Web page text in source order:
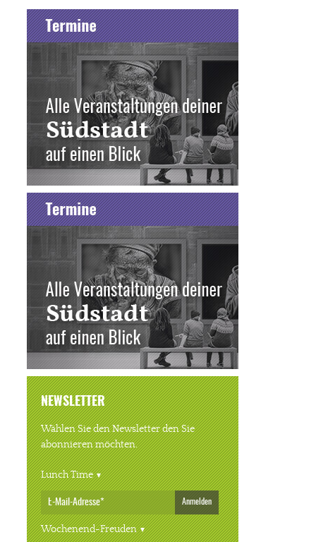
NEWSLETTER
Wählen Sie den Newsletter den Sie
abonnieren möchten.
Lunch Time
Anmelden
Wochenend-Freuden